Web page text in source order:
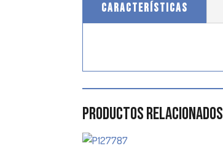
CARACTERÍSTICAS
Productos relacionados